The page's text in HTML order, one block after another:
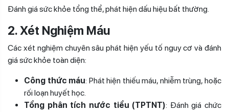
Đánh giá sức khỏe tổng thể, phát hiện dấu hiệu bất thường.
2. Xét Nghiệm Máu
Các xét nghiệm chuyên sâu phát hiện yếu tố nguy cơ và đánh
giá sức khỏe toàn diện:
Công thức máu: Phát hiện thiếu máu, nhiễm trùng, hoặc
rối loạn huyết học.
Tổng phân tích nước tiểu (TPTNT): Đánh giá chức